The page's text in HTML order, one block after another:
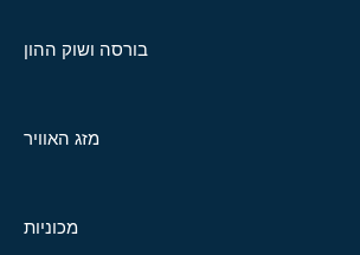
בורסה ושוק ההון
מזג האוויר
מכוניות